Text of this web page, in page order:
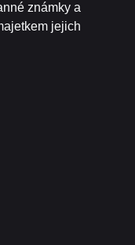
známky a
jejich